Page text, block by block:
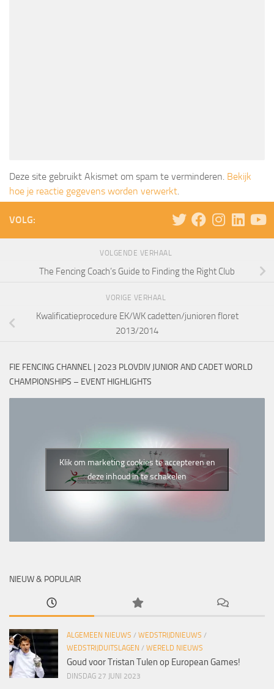
Deze site gebruikt Akismet om spam te verminderen. Bekijk
hoe je reactie gegevens worden verwerkt.
VOLG:
VOLGENDE VERHAAL
The Fencing Coach’s Guide to Finding the Right Club
VORIGE VERHAAL
Kwalificatieprocedure EK/WK cadetten/junioren floret
2013/2014
FIE FENCING CHANNEL | 2023 PLOVDIV JUNIOR AND CADET WORLD
CHAMPIONSHIPS – EVENT HIGHLIGHTS
Klik om marketing cookies te accepteren en
deze inhoud in te schakelen
NIEUW & POPULAIR
ALGEMEEN NIEUWS / WEDSTRIJDNIEUWS /
WEDSTRIJDUITSLAGEN / WERELD NIEUWS
Goud voor Tristan Tulen op European Games!
DINSDAG 27 JUNI 2023